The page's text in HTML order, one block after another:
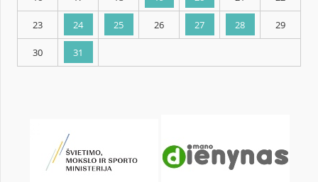
KALENDARZ